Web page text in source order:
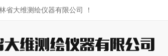
省大维测绘仪器有限公司 ！